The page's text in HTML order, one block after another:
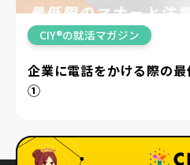
CIY®の就活マガジン
企業に電話をかける際の
①